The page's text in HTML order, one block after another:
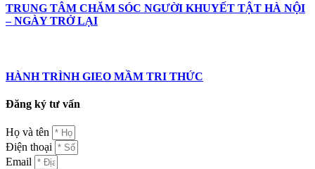
TRUNG TÂM CHĂM SÓC NGƯỜI KHUYẾT TẬT HÀ NỘI
– NGÀY TRỞ LẠI
HÀNH TRÌNH GIEO MẦM TRI THỨC
Đăng ký tư vấn
Họ và tên
Điện thoại
Email